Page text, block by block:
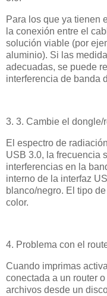
Para los que ya tienen
la conexión entre el
solución viable (por
aluminio). Si las
adecuadas, se puede
interferencia de banda
3. 3. Cambie el dongle/
El espectro de
USB 3.0, la frecuencia
interferencias en la
interno de la interfaz
blanco/negro. El tipo
color.
4. Problema con el
Cuando imprimas
conectada a un router
archivos desde un